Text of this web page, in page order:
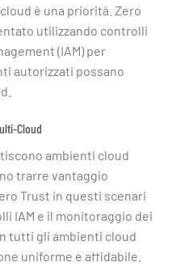
è una priorità. Zero
utilizzando controlli
(IAM) per
autorizzati possano
Cloud
ambienti cloud
trarre vantaggio
Trust in questi scenari
IAM e il monitoraggio dei
tutti gli ambienti cloud
uniforme e affidabile.